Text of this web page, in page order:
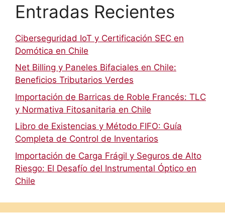
Entradas Recientes
Ciberseguridad IoT y Certificación SEC en
Domótica en Chile
Net Billing y Paneles Bifaciales en Chile:
Beneficios Tributarios Verdes
Importación de Barricas de Roble Francés: TLC
y Normativa Fitosanitaria en Chile
Libro de Existencias y Método FIFO: Guía
Completa de Control de Inventarios
Importación de Carga Frágil y Seguros de Alto
Riesgo: El Desafío del Instrumental Óptico en
Chile